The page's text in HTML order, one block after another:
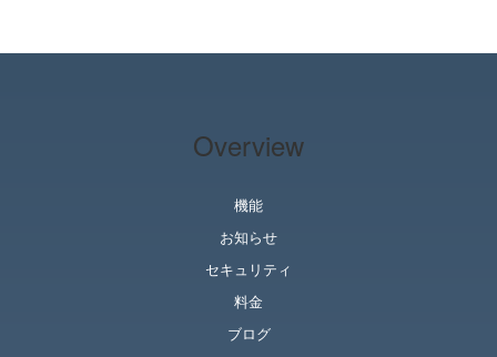
Overview
機能
お知らせ
セキュリティ
料金
ブログ